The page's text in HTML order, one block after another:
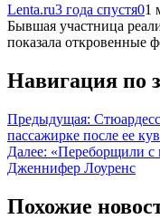
Lenta.ru3 года спустя01
Бывшая участница
показала откровенные
Навигация по
Предыдущая:
пассажирке после ее
Далее: «Переборщили с
Дженнифер Лоуренс
Похожие